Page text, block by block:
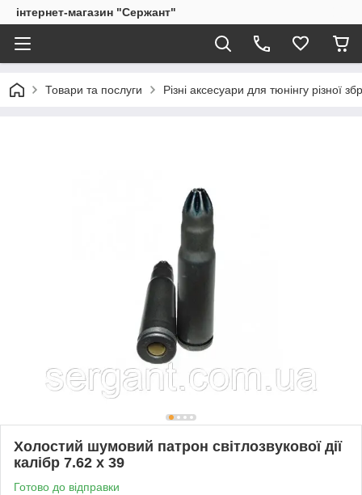
інтернет-магазин "Сержант"
Товари та послуги Різні аксесуари для тюнінгу різної
Холостий шумовий патрон світлозвукової дії
калібр 7.62 х 39
Готово до відправки